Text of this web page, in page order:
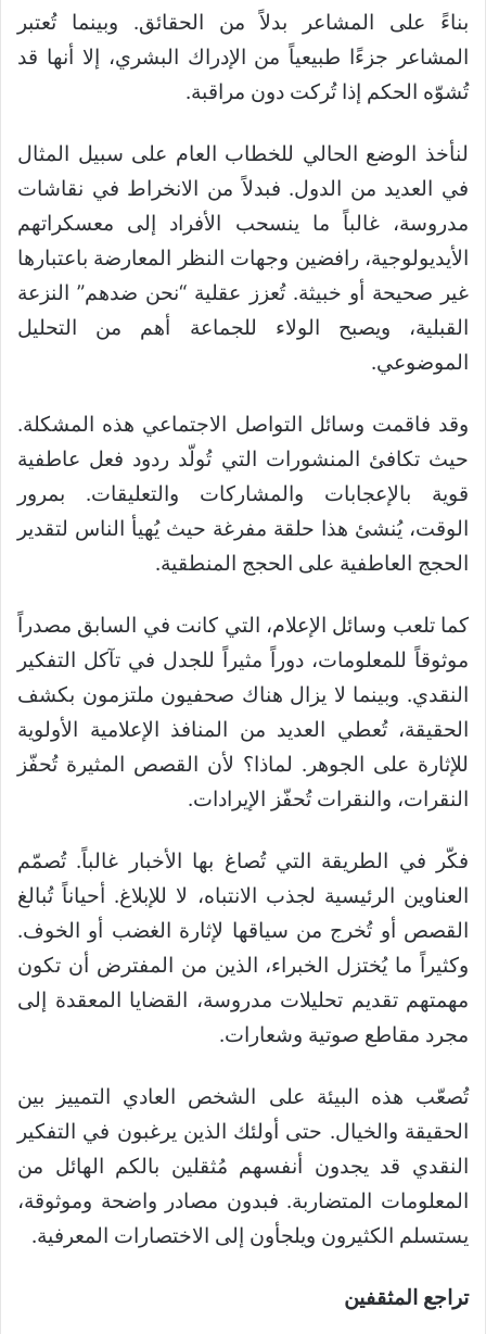
بناءً على المشاعر بدلاً من الحقائق. وبينما تُعتبر
المشاعر جزءًا طبيعياً من الإدراك البشري، إلا أنها قد
تُشوّه الحكم إذا تُركت دون مراقبة.
لنأخذ الوضع الحالي للخطاب العام على سبيل المثال
في العديد من الدول. فبدلاً من الانخراط في نقاشات
مدروسة، غالباً ما ينسحب الأفراد إلى معسكراتهم
الأيديولوجية، رافضين وجهات النظر المعارضة باعتبارها
غير صحيحة أو خبيثة. تُعزز عقلية “نحن ضدهم” النزعة
القبلية، ويصبح الولاء للجماعة أهم من التحليل
الموضوعي.
وقد فاقمت وسائل التواصل الاجتماعي هذه المشكلة.
حيث تكافئ المنشورات التي تُولّد ردود فعل عاطفية
قوية بالإعجابات والمشاركات والتعليقات. بمرور
الوقت، يُنشئ هذا حلقة مفرغة حيث يُهيأ الناس لتقدير
الحجج العاطفية على الحجج المنطقية.
كما تلعب وسائل الإعلام، التي كانت في السابق مصدراً
موثوقاً للمعلومات، دوراً مثيراً للجدل في تآكل التفكير
النقدي. وبينما لا يزال هناك صحفيون ملتزمون بكشف
الحقيقة، تُعطي العديد من المنافذ الإعلامية الأولوية
للإثارة على الجوهر. لماذا؟ لأن القصص المثيرة تُحفّز
النقرات، والنقرات تُحفّز الإيرادات.
فكّر في الطريقة التي تُصاغ بها الأخبار غالباً. تُصمّم
العناوين الرئيسية لجذب الانتباه، لا للإبلاغ. أحياناً تُبالغ
القصص أو تُخرج من سياقها لإثارة الغضب أو الخوف.
وكثيراً ما يُختزل الخبراء، الذين من المفترض أن تكون
مهمتهم تقديم تحليلات مدروسة، القضايا المعقدة إلى
مجرد مقاطع صوتية وشعارات.
تُصعّب هذه البيئة على الشخص العادي التمييز بين
الحقيقة والخيال. حتى أولئك الذين يرغبون في التفكير
النقدي قد يجدون أنفسهم مُثقلين بالكم الهائل من
المعلومات المتضاربة. فبدون مصادر واضحة وموثوقة،
يستسلم الكثيرون ويلجأون إلى الاختصارات المعرفية.
تراجع المثقفين